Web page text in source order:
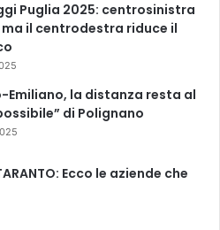
Puglia 2025: centrosinistra
il centrodestra riduce il
Emiliano, la distanza resta al
di Polignano
TARANTO: Ecco le aziende che